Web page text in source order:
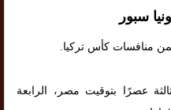
سبور
منافسات كأس تركيا.
عصرًا بتوقيت مصر، الرابعة